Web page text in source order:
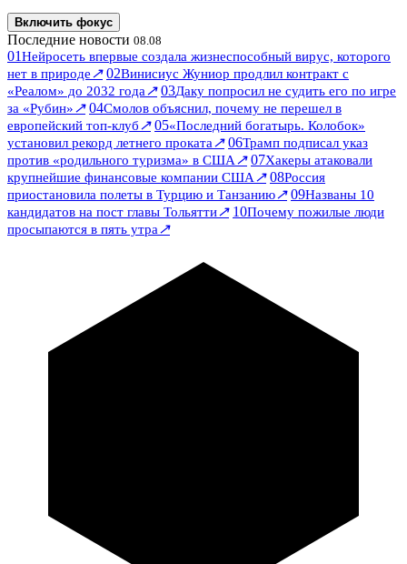
Включить фокус
Последние новости 08.08
01Нейросеть впервые создала жизнеспособный вирус, которого
нет в природе↗ 02Винисиус Жуниор продлил контракт с
«Реалом» до 2032 года↗ 03Даку попросил не судить его по игре
за «Рубин»↗ 04Смолов объяснил, почему не перешел в
европейский топ-клуб↗ 05«Последний богатырь. Колобок»
установил рекорд летнего проката↗ 06Трамп подписал указ
против «родильного туризма» в США↗ 07Хакеры атаковали
крупнейшие финансовые компании США↗ 08Россия
приостановила полеты в Турцию и Танзанию↗ 09Названы 10
кандидатов на пост главы Тольятти↗ 10Почему пожилые люди
просыпаются в пять утра↗